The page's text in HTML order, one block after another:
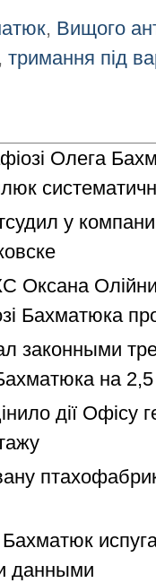
, Вищого
, тримання під
Олега
у
Оксана
Бахматюка
законными
на
дії Офісу
данными